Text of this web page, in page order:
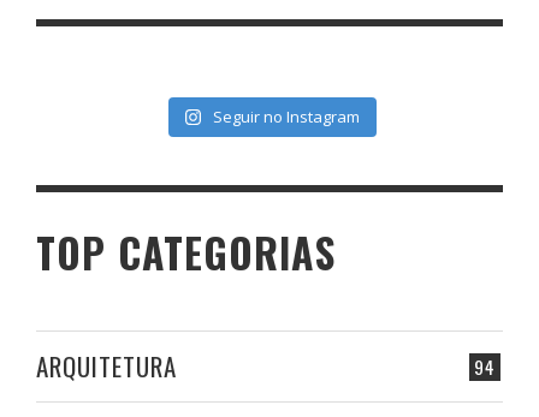
Seguir no Instagram
TOP CATEGORIAS
94
ARQUITETURA